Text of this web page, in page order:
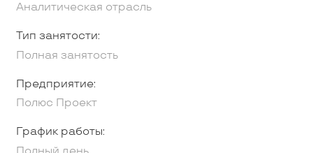
Аналитическая отрасль
Тип занятости:
Полная занятость
Предприятие:
Полюс Проект
График работы: